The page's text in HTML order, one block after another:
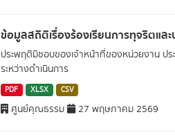
ข้อมูลสถิติเรื่องร้องเรียนการทุจริตแล
ประพฤติมิชอบของเจ้าหน้าที่ของหน่วยงาน ปร
ระหว่างดำเนินการ
PDF XLSX CSV
ศูนย์คุณธรรม 27 พฤษภาคม 2569